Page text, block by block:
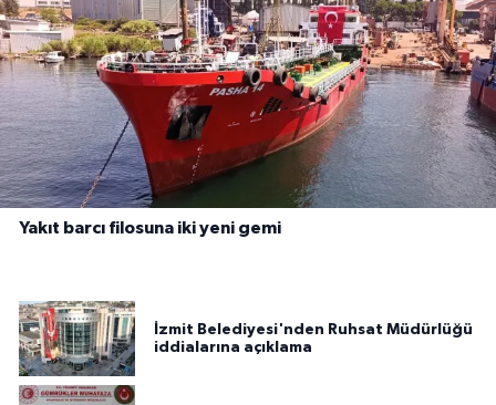
Yakıt barcı filosuna iki yeni gemi
İzmit Belediyesi'nden Ruhsat Müdürlüğü
iddialarına açıklama